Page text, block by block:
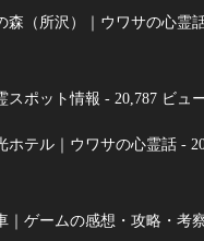
森（所沢）｜ウワサの心霊
スポット情報 - 20,787 ビュ
ホテル｜ウワサの心霊話 -
｜ゲームの感想・攻略・考